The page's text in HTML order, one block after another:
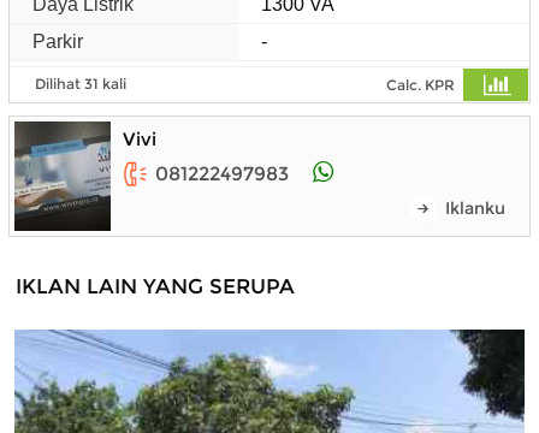
Parkir
-
Dilihat 31 kali Calc. KPR
Vivi
081222497983
Iklanku
IKLAN LAIN YANG SERUPA